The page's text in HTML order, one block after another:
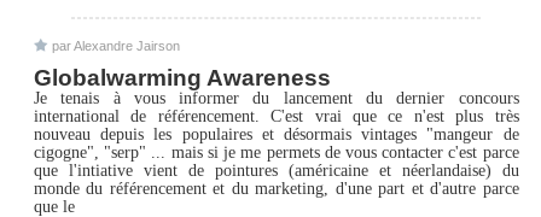
par Alexandre Jairson
Globalwarming Awareness
Je tenais à vous informer du lancement du dernier concours
international de référencement. C'est vrai que ce n'est plus très
nouveau depuis les populaires et désormais vintages "mangeur de
cigogne", "serp" ... mais si je me permets de vous contacter c'est parce
que l'intiative vient de pointures (américaine et néerlandaise) du
monde du référencement et du marketing, d'une part et d'autre parce
que le